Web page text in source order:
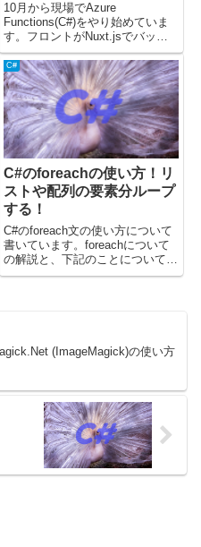
10月から現場でAzure
Functions(C#)をやり始めていま
す。フロントがNuxt.jsでバック
エンドがAzure Functionsらしい
です。C#を任されることになる
とは思ってもみなかったですｗ
久々にやるので家でも少しずつ学
習...
C#
C#のforeachの使い方！リ
ストや配列の要素分ループ
する！
C#のforeach文の使い方について
書いています。foreachについて
の解説と、下記のことについて書
いています。・breakで処理を抜
(ImageMagick)の使い方